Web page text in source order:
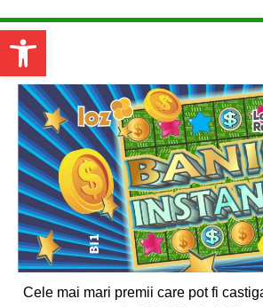
Open toolbar
Cele mai mari premii care pot fi